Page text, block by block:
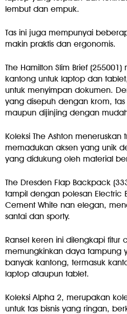
lembut dan empuk.
Tas ini juga mempunyai
makin praktis dan ergonomis.
The Hamilton Slim Brief
kantong untuk laptop dan
untuk menyimpan dokumen.
yang disepuh dengan krom,
maupun dijinjing dengan
Koleksi The Ashton meneruskan
memadukan aksen yang unik
yang didukung oleh material
The Dresden Flap Backpack
tampil dengan polesan Electric
Cement White nan elegan,
santai dan sporty.
Ransel keren ini dilengkapi fitur
memungkinkan daya tampung
banyak kantong, termasuk
laptop ataupun tablet.
Koleksi Alpha 2, merupakan
untuk tas bisnis yang ringan,